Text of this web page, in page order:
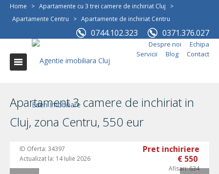
Home > Apartamente cu 3 trei camere de inchiriat Cluj
>
Apartamente Centru
> Apartamente de inchiriat Centru
0744.102.323 0371.376.027
Despre noi
Echipa
Servicii
Blog Contact
Apartament 3 camere de inchiriat in
Cluj, zona Centru, 550 eur
ID Oferta: 34397
Actualizat la: 14 Iulie 2026
Pret inchiriere
€ 550
Afisari:634